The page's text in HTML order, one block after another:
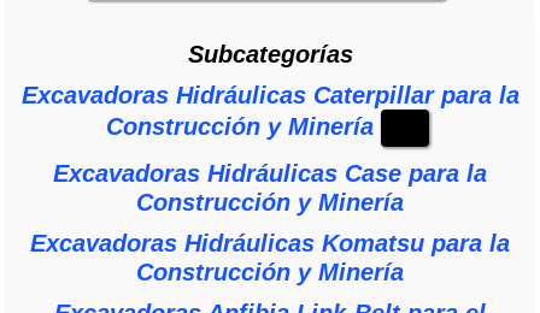
Subcategorías
Excavadoras Hidráulicas Caterpillar para la
Construcción y Minería
Excavadoras Hidráulicas Case para la
Construcción y Minería
Excavadoras Hidráulicas Komatsu para la
Construcción y Minería